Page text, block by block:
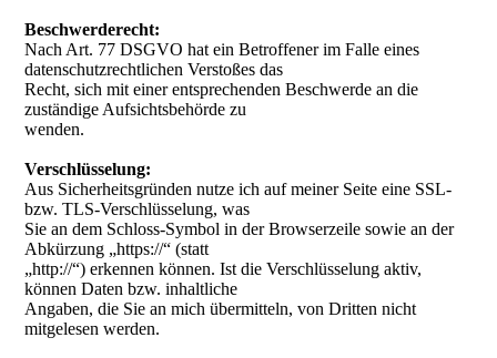
Beschwerderecht:
Nach Art. 77 DSGVO hat ein Betroffener im Falle eines
datenschutzrechtlichen Verstoßes das
Recht, sich mit einer entsprechenden Beschwerde an die
zuständige Aufsichtsbehörde zu
wenden.
Verschlüsselung:
Aus Sicherheitsgründen nutze ich auf meiner Seite eine SSL-
bzw. TLS-Verschlüsselung, was
Sie an dem Schloss-Symbol in der Browserzeile sowie an der
Abkürzung „https://“ (statt
„http://“) erkennen können. Ist die Verschlüsselung aktiv,
können Daten bzw. inhaltliche
Angaben, die Sie an mich übermitteln, von Dritten nicht
mitgelesen werden.